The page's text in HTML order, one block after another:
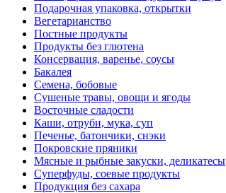
Подарочная упаковка, открытки
Вегетарианство
Постные продукты
Продукты без глютена
Консервация, варенье, соусы
Бакалея
Семена, бобовые
Сушеные травы, овощи и ягоды
Восточные сладости
Каши, отруби, мука, суп
Печенье, батончики, снэки
Покровские пряники
Мясные и рыбные закуски, деликатесы
Суперфуды, соевые продукты
Продукция без сахара